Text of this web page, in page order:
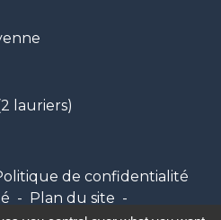
lauriers)
de confidentialité
- Plan du site -